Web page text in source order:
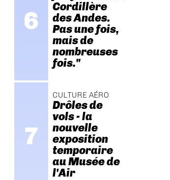
Cordillère
des Andes.
Pas une fois,
mais de
nombreuses
fois."
CULTURE AÉRO
Drôles de
vols - la
nouvelle
exposition
temporaire
au Musée de
l'Air